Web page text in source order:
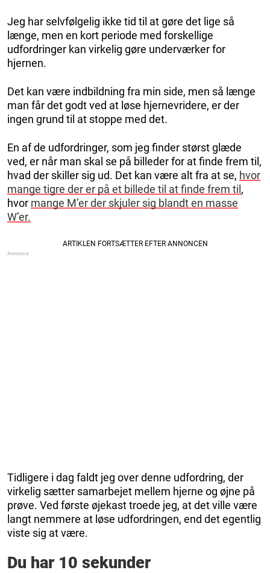
Jeg har selvfølgelig ikke tid til at gøre det lige så
længe, men en kort periode med forskellige
udfordringer kan virkelig gøre underværker for
hjernen.
Det kan være indbildning fra min side, men så længe
man får det godt ved at løse hjernevridere, er der
ingen grund til at stoppe med det.
En af de udfordringer, som jeg finder størst glæde
ved, er når man skal se på billeder for at finde frem til,
hvad der skiller sig ud. Det kan være alt fra at se, hvor
mange tigre der er på et billede til at finde frem til,
hvor mange M’er der skjuler sig blandt en masse
W’er.
Tidligere i dag faldt jeg over denne udfordring, der
virkelig sætter samarbejet mellem hjerne og øjne på
prøve. Ved første øjekast troede jeg, at det ville være
langt nemmere at løse udfordringen, end det egentlig
viste sig at være.
Du har 10 sekunder